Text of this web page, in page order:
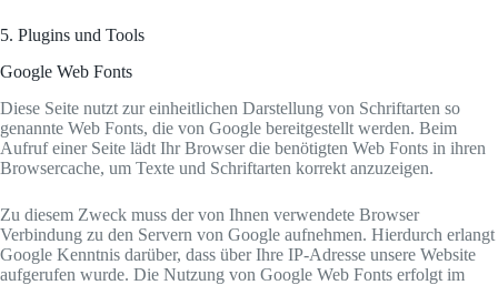
5. Plugins und Tools
Google Web Fonts
Diese Seite nutzt zur einheitlichen Darstellung von Schriftarten so
genannte Web Fonts, die von Google bereitgestellt werden. Beim
Aufruf einer Seite lädt Ihr Browser die benötigten Web Fonts in ihren
Browsercache, um Texte und Schriftarten korrekt anzuzeigen.
Zu diesem Zweck muss der von Ihnen verwendete Browser
Verbindung zu den Servern von Google aufnehmen. Hierdurch erlangt
Google Kenntnis darüber, dass über Ihre IP-Adresse unsere Website
aufgerufen wurde. Die Nutzung von Google Web Fonts erfolgt im